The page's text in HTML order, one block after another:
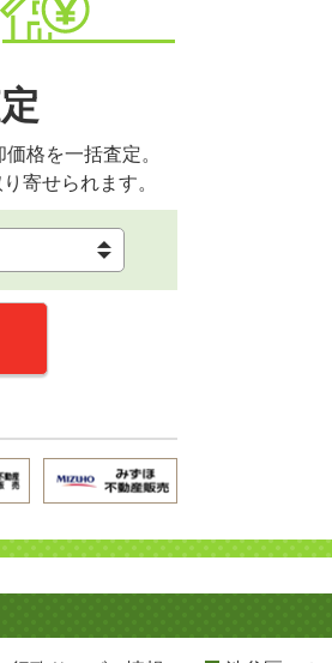
格を一括査定。
寄せられます。